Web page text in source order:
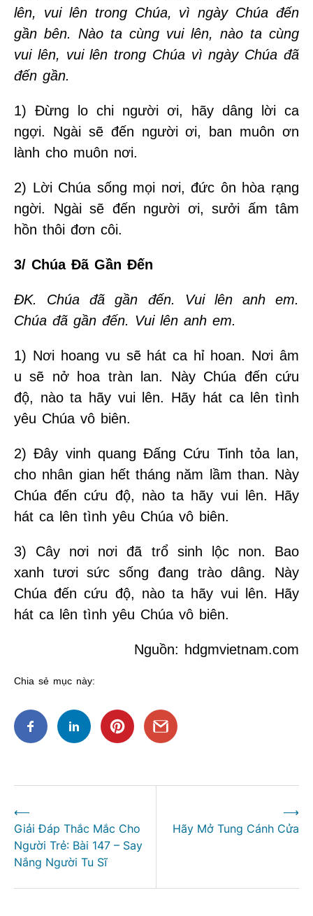
lên, vui lên trong Chúa, vì ngày Chúa đến
gần bên. Nào ta cùng vui lên, nào ta cùng
vui lên, vui lên trong Chúa vì ngày Chúa đã
đến gần.
1) Đừng lo chi người ơi, hãy dâng lời ca
ngợi. Ngài sẽ đến người ơi, ban muôn ơn
lành cho muôn nơi.
2) Lời Chúa sống mọi nơi, đức ôn hòa rạng
ngời. Ngài sẽ đến người ơi, sưởi ấm tâm
hồn thôi đơn côi.
3/ Chúa Đã Gần Đến
ĐK. Chúa đã gần đến. Vui lên anh em.
Chúa đã gần đến. Vui lên anh em.
1) Nơi hoang vu sẽ hát ca hỉ hoan. Nơi âm
u sẽ nở hoa tràn lan. Này Chúa đến cứu
độ, nào ta hãy vui lên. Hãy hát ca lên tình
yêu Chúa vô biên.
2) Đây vinh quang Đấng Cứu Tinh tỏa lan,
cho nhân gian hết tháng năm lầm than. Này
Chúa đến cứu độ, nào ta hãy vui lên. Hãy
hát ca lên tình yêu Chúa vô biên.
3) Cây nơi nơi đã trổ sinh lộc non. Bao
xanh tươi sức sống đang trào dâng. Này
Chúa đến cứu độ, nào ta hãy vui lên. Hãy
hát ca lên tình yêu Chúa vô biên.
Nguồn: hdgmvietnam.com
Chia sẻ mục này:
hướng
bài
viết
⟵
Giải Đáp Thắc Mắc Cho
Người Trẻ: Bài 147 – Say
Nắng Người Tu Sĩ
Hãy Mở Tung Cánh Cửa
⟶